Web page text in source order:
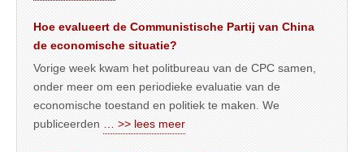
Hoe evalueert de Communistische Partij van China
de economische situatie?
Vorige week kwam het politbureau van de CPC samen,
onder meer om een periodieke evaluatie van de
economische toestand en politiek te maken. We
publiceerden
… >> lees meer